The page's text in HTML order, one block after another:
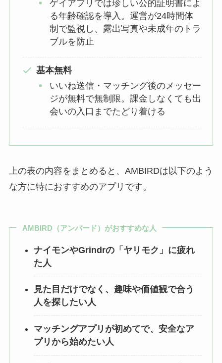
ゲイアプリでは珍しい公的証明書によ
る年齢確認を導入。運営が24時間体
制で監視し、露出写真や未成年のトラ
ブルを防止
基本無料
いいね送信・マッチング後のメッセー
ジが無料で無制限。課金しなくても出
会いの入口までたどり着ける
上の表の内容をまとめると、AMBIRDは以下のよう
な方に特におすすめのアプリです。
AMBIRD（アンバード）がおすすめな人
ナイモンやGrindrの「ヤリモク」に疲れ
た人
見た目だけでなく、趣味や価値観で合う
人を探したい人
マッチングアプリが初めてで、安全なア
プリから始めたい人